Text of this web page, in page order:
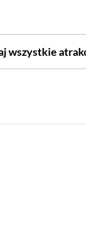
wszystkie